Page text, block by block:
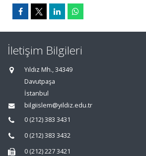
İletişim Bilgileri
Yıldız Mh., 34349
Davutpaşa
İstanbul
bilgiislem@yildiz.edu.tr
0 (212) 383 3431
0 (212) 383 3432
0 (212) 227 3421